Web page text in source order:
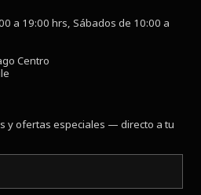
a 19:00 hrs, Sábados de 10:00 a
Centro
y ofertas especiales — directo a tu